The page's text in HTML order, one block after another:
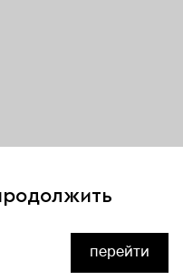
перейти
использование,